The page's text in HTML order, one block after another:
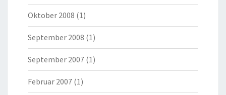
Oktober 2008 (1)
September 2008 (1)
September 2007 (1)
Februar 2007 (1)